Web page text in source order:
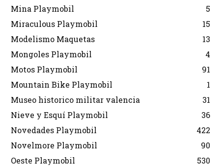
Mina Playmobil
5
Miraculous Playmobil
15
Modelismo Maquetas
13
Mongoles Playmobil
4
Motos Playmobil
91
Mountain Bike Playmobil
1
Museo historico militar valencia
31
Nieve y Esquí Playmobil
36
Novedades Playmobil
422
Novelmore Playmobil
90
Oeste Playmobil
530